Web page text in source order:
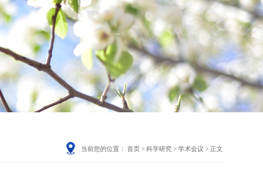
当前您的位置： 首页 > 科学研究 > 学术会议 > 正文